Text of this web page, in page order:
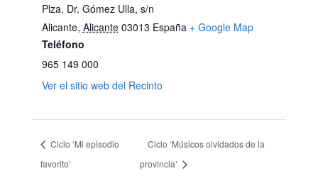
Plza. Dr. Gómez Ulla, s/n
Alicante, Alicante 03013 España + Google Map
Teléfono
965 149 000
Ver el sitio web del Recinto
Ciclo ‘Mi episodio
favorito’
Ciclo ‘Músicos olvidados de la
provincia’